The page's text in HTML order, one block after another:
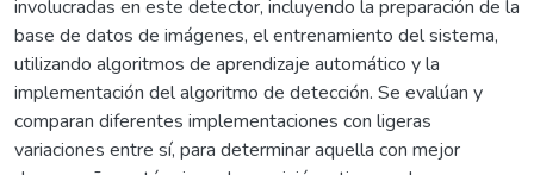
involucradas en este detector, incluyendo la preparación de la
base de datos de imágenes, el entrenamiento del sistema,
utilizando algoritmos de aprendizaje automático y la
implementación del algoritmo de detección. Se evalúan y
comparan diferentes implementaciones con ligeras
variaciones entre sí, para determinar aquella con mejor